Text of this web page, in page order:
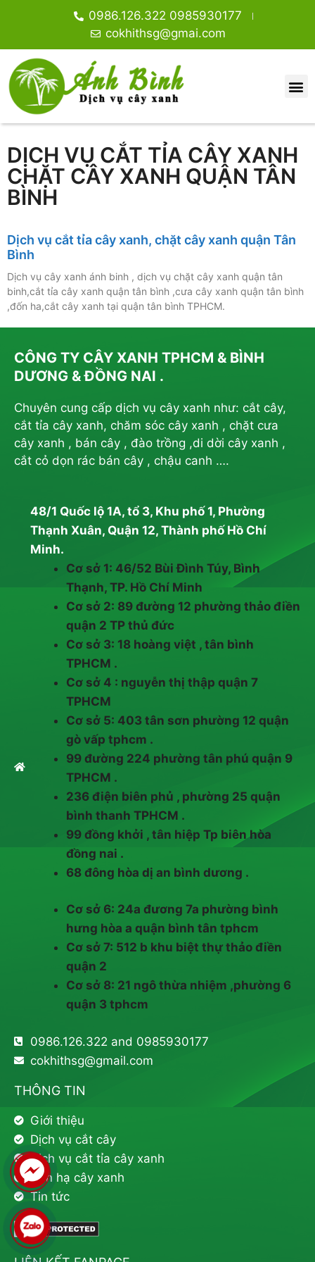
0986.126.322 0985930177
cokhithsg@gmai.com
DỊCH VỤ CẮT TỈA CÂY XANH
CHẶT CÂY XANH QUẬN TÂN
BÌNH
Dịch vụ cắt tỉa cây xanh, chặt cây xanh quận Tân
Bình
Dịch vụ cây xanh ánh binh , dịch vụ chặt cây xanh quận tân
binh,cắt tỉa cây xanh quận tân bình ,cưa cây xanh quận tân bình
,đốn ha,cắt cây xanh tại quận tân bình TPHCM.
CÔNG TY CÂY XANH TPHCM & BÌNH
DƯƠNG & ĐỒNG NAI .
Chuyên cung cấp dịch vụ cây xanh như: cắt cây,
cắt tỉa cây xanh, chăm sóc cây xanh , chặt cưa
cây xanh , bán cây , đào trồng ,di dời cây xanh ,
cắt cỏ dọn rác bán cây , chậu canh ….
48/1 Quốc lộ 1A, tổ 3, Khu phố 1, Phường
Thạnh Xuân, Quận 12, Thành phố Hồ Chí
Minh.
Cơ sở 1: 46/52 Bùi Đình Túy, Bình
Thạnh, TP. Hồ Chí Minh
Cơ sở 2: 89 đường 12 phường thảo điền
quận 2 TP thủ đức
Cơ sở 3: 18 hoàng việt , tân bình
TPHCM .
Cơ sở 4 : nguyễn thị thập quận 7
TPHCM
Cơ sở 5: 403 tân sơn phường 12 quận
gò vấp tphcm .
99 đường 224 phường tân phú quận 9
TPHCM .
236 điện biên phủ , phường 25 quận
bình thanh TPHCM .
99 đồng khởi , tân hiệp Tp biên hòa
đồng nai .
68 đông hòa dị an bình dương .
Cơ sở 6: 24a đương 7a phường bình
hưng hòa a quận bình tân tphcm
Cơ sở 7: 512 b khu biệt thự thảo điền
quận 2
Cơ sở 8: 21 ngô thừa nhiệm ,phường 6
quận 3 tphcm
0986.126.322 and 0985930177
cokhithsg@gmail.com
THÔNG TIN
Giới thiệu
Dịch vụ cắt cây
Dịch vụ cắt tỉa cây xanh
Đốn hạ cây xanh
Tin tức